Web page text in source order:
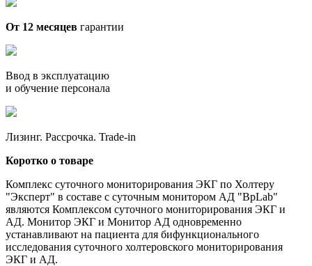
От 12 месяцев гарантии
Ввод в эксплуатацию
и обучение персонала
Лизинг. Рассрочка. Trade-in
Коротко о товаре
Комплекс суточного мониторирования ЭКГ по Холтеру
"Эксперт" в составе с суточным монитором АД "BpLab"
являются Комплексом суточного мониторирования ЭКГ и
АД. Монитор ЭКГ и Монитор АД одновременно
устанавливают на пациента для бифункционального
исследования суточного холтеровского мониторирования
ЭКГ и АД.